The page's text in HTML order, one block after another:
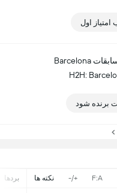
F:A
+/- نکته ها بردها